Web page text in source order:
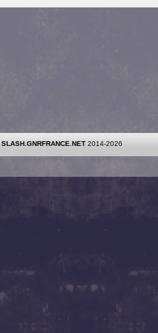
SLASH.GNRFRANCE.NET 2014-2026